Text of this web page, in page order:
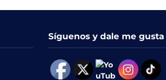
Síguenos y dale me gusta